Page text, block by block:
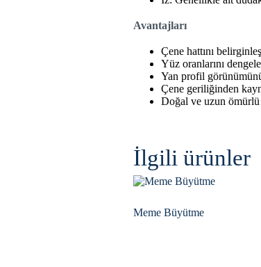
Avantajları
Çene hattını
Yüz oranlarını
Yan profil
Çene geriliğinden
Doğal ve uzun
İlgili ürünler
Meme Büyütme